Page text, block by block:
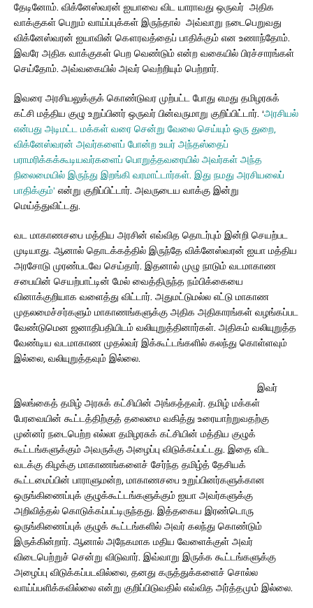
தேடினோம். விக்னேஸ்வரன் ஐயாவை விட யாராவது ஒருவர் அதிக
வாக்குகள் பெறும் வாய்ப்புக்கள் இருந்தால் அவ்வாறு நடைபெறுவது
விக்னேஸ்வரன் ஐயாவின் கௌரவத்தைப் பாதிக்கும் என உணாந்தோம்.
இவரே அதிக வாக்குகள் பெற வெண்டும் என்ற வகையில் பிரச்சாரங்கள்
செய்தோம். அவ்வகையில் அவர் வெற்றியும் பெற்றார்.
இவரை அரசியலுக்குக் கொண்டுவர முற்பட்ட போது எமது தமிழரசுக்
கட்சி மத்திய குழு உறுப்பினர் ஒருவர் பின்வருமாறு குறிப்பிட்டார். ‘அரசியல்
என்பது அடிமட்ட மக்கள் வரை சென்று வேலை செய்யும் ஒரு துறை,
விக்னேஸ்வரன் அவர்களைப் போன்ற உயர் அந்தஸ்தைப்
பராமரிக்கக்கூடியவர்களைப் பொறுத்தவரையில் அவர்கள் அந்த
நிலைமையில் இருந்து இறங்கி வரமாட்டார்கள். இது நமது அரசியலைப்
பாதிக்கும்’ என்று குறிப்பிட்டார். அவருடைய வாக்கு இன்று
மெய்த்துவிட்டது.
வட மாகாணசபை மத்திய அரசின் எவ்வித தொடர்பும் இன்றி செயற்பட
முடியாது. ஆனால் தொடக்கத்தில் இருந்தே விக்னேஸ்வரன் ஐயா மத்திய
அரசோடு முரண்படவே செய்தார். இதனால் முழு நாடும் வடமாகாண
சபையின் செயற்பாட்டின் மேல் வைத்திருந்த நம்பிக்கையை
வினாக்குறியாக வளைத்து விட்டார். அதுமட்டுமல்ல எட்டு மாகாண
முதலமைச்சர்களும் மாகாணங்களுக்கு அதிக அதிகாரங்கள் வழங்கப்பட
வேண்டுமென ஜனாதிபதியிடம் வலியுறுத்தினார்கள். அதிகம் வலியுறுத்த
வேண்டிய வடமாகாண முதல்வர் இக்கூட்டங்களில் கலந்து கொள்ளவும்
இல்லை, வலியுறுத்தவும் இல்லை.
இவர்
இலங்கைத் தமிழ் அரசுக் கட்சியின் அங்கத்தவர். தமிழ் மக்கள்
பேரவையின் கூட்டத்திற்குத் தலைமை வகித்து உரையாற்றுவதற்கு
முன்னர் நடைபெற்ற எல்லா தமிழரசுக் கட்சியின் மத்திய குழுக்
கூட்டங்களுக்கும் அவருக்கு அழைப்பு விடுக்கப்பட்டது. இதை விட
வடக்கு கிழக்கு மாகாணங்களைச் சேர்ந்த தமிழ்த் தேசியக்
கூட்டமைப்பின் பாராளுமன்ற, மாகாணசபை உறுப்பினர்களுக்கான
ஒருங்கிணைப்புக் குழுக்கூட்டங்களுக்கும் ஐயா அவர்களுக்கு
அறிவித்தல் கொடுக்கப்பட்டிருந்தது. இத்தகைய இரண்டொரு
ஒருங்கிணைப்புக் குழுக் கூட்டங்களில் அவர் கலந்து கொண்டும்
இருக்கின்றார். ஆனால் அநேகமாக மதிய வேளைக்குள் அவர்
விடைபெற்றுச் சென்று விடுவார். இவ்வாறு இருக்க கூட்டங்களுக்கு
அழைப்பு விடுக்கப்படவில்லை, தனது கருத்துக்களைச் சொல்ல
வாய்ப்பளிக்கவில்லை என்று குறிப்பிடுவதில் எவ்வித அர்த்தமும் இல்லை.